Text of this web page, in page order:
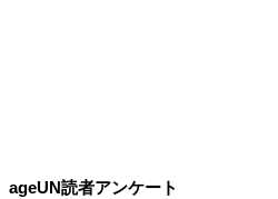
ageUN読者アンケート